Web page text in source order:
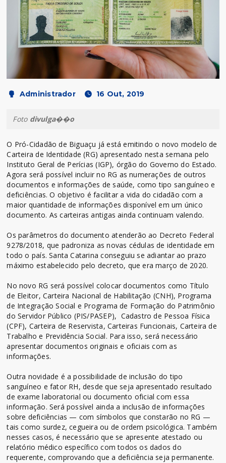
Administrador 16 Out, 2019
Foto divulga��o
O Pró-Cidadão de Biguaçu já está emitindo o novo modelo de
Carteira de Identidade (RG) apresentado nesta semana pelo
Instituto Geral de Perícias (IGP), órgão do Governo do Estado.
Agora será possível incluir no RG as numerações de outros
documentos e informações de saúde, como tipo sanguíneo e
deficiências. O objetivo é facilitar a vida do cidadão com a
maior quantidade de informações disponível em um único
documento. As carteiras antigas ainda continuam valendo.
Os parâmetros do documento atenderão ao Decreto Federal
9278/2018, que padroniza as novas cédulas de identidade em
todo o país. Santa Catarina conseguiu se adiantar ao prazo
máximo estabelecido pelo decreto, que era março de 2020.
No novo RG será possível colocar documentos como Título
de Eleitor, Carteira Nacional de Habilitação (CNH), Programa
de Integração Social e Programa de Formação do Patrimônio
do Servidor Público (PIS/PASEP), Cadastro de Pessoa Física
(CPF), Carteira de Reservista, Carteiras Funcionais, Carteira de
Trabalho e Previdência Social. Para isso, será necessário
apresentar documentos originais e oficiais com as
informações.
Outra novidade é a possibilidade de inclusão do tipo
sanguíneo e fator RH, desde que seja apresentado resultado
de exame laboratorial ou documento oficial com essa
informação. Será possível ainda a inclusão de informações
sobre deficiências — com símbolos que constarão no RG —
tais como surdez, cegueira ou de ordem psicológica. Também
nesses casos, é necessário que se apresente atestado ou
relatório médico específico com todos os dados do
requerente, comprovando que a deficiência seja permanente.